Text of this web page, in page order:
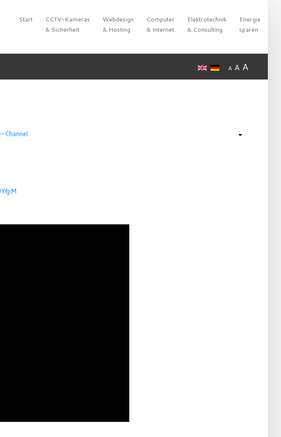
Start
CCTV-Kameras
& Sicherheit
Webdesign
& Hosting
Computer
& Internet
Elektrotechnik
& Consulting
Energie
sparen
A A A
Channel.